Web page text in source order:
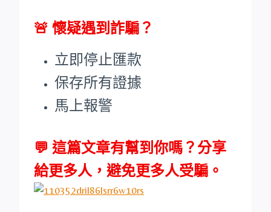
🚨 懷疑遇到詐騙？
立即停止匯款
保存所有證據
馬上報警
💬 這篇文章有幫到你嗎？分享
給更多人，避免更多人受騙。